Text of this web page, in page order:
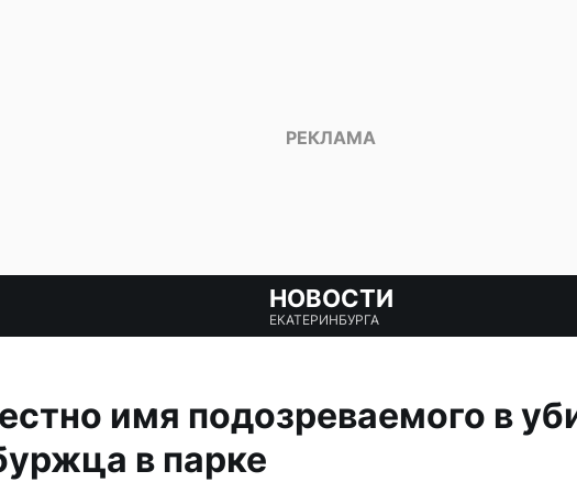
НОВОСТИ
ЕКАТЕРИНБУРГА
имя подозреваемого в
в парке